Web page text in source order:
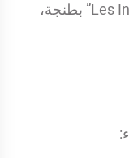
لقاء مفتوح للعموم في مكتبة “Les Insolites” بطنجة،